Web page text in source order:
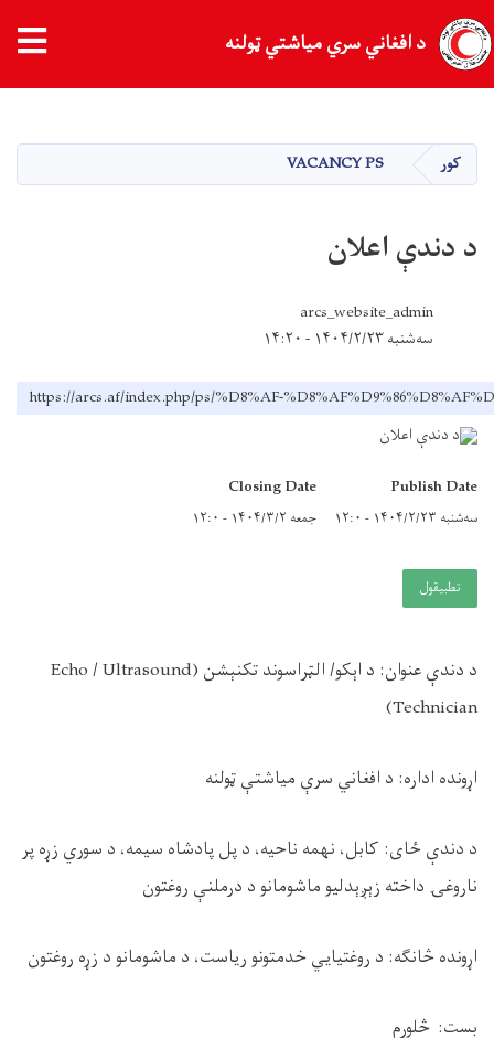
د افغاني سري میاشتي ټولنه
کور VACANCY PS
د دندې اعلان
arcs_website_admin
سه‌شنبه ۱۴۰۴/۲/۲۳ - ۱۴:۲۰
https://arcs.af/index.php/ps/%D8%AF-
Publish Date
سه‌شنبه ۱۴۰۴/۲/۲۳ - ۱۲:۰
Closing Date
جمعه ۱۴۰۴/۳/۲ - ۱۲:۰
تطبيقول
د دندې عنوان: د اېکو/ الټراسوند تکنېشن (Echo / Ultrasound
Technician)
اړونده اداره: د افغاني سرې میاشتې ټولنه
د دندې ځای: کابل، نهمه ناحیه، د پل پادشاه سیمه، د سوري زړه پر
ناروغۍ داخته زېږېدلیو ماشومانو د درملنې روغتون
اړونده څانګه: د روغتیايي خدمتونو ریاست، د ماشومانو د زړه روغتون
بست: څلورم